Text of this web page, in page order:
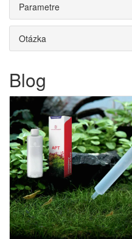
Parametre
Otázka
Blog